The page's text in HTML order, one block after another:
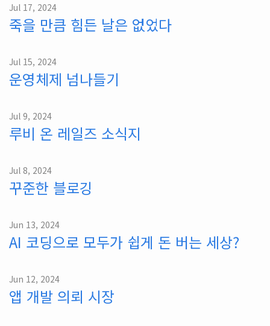
Jul 17, 2024
죽을 만큼 힘든 날은 없었다
Jul 15, 2024
운영체제 넘나들기
Jul 9, 2024
루비 온 레일즈 소식지
Jul 8, 2024
꾸준한 블로깅
Jun 13, 2024
AI 코딩으로 모두가 쉽게 돈 버는 세상?
Jun 12, 2024
앱 개발 의뢰 시장